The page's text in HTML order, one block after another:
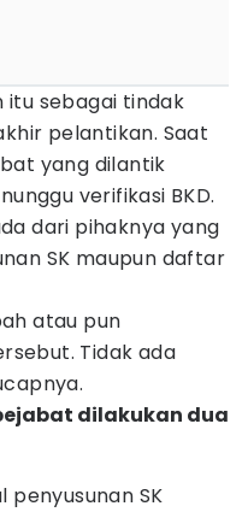
itu sebagai tindak
pelantikan. Saat
yang dilantik
verifikasi BKD.
dari pihaknya yang
SK maupun daftar
atau pun
Tidak ada
dilakukan dua
penyusunan SK